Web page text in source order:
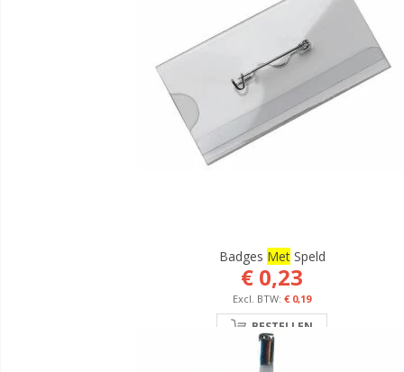
Badges MetSpeld
€ 0,23
€ 0,19
BESTELLEN